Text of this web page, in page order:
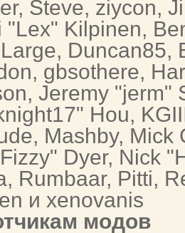
Steve, ziycon,
"Lex" Kilpinen,
Duncan85,
gbsothere,
Jeremy "jerm"
Hou,
Mashby,
Dyer, Nick
Rumbaar, Pitti,
и xenovanis
модов